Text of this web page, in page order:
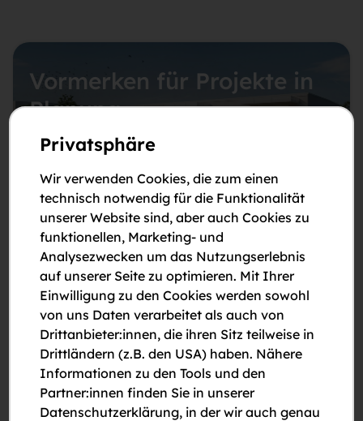
Vormerken für Projekte in
Planung
Merken Sie sich für unsere Projekte in Planung
rechtzeitig vor und erhalten Sie aktuelle
Informationen zur Fertigstellung.
Projekte ansehen
Nicht die passende
Immobilie gefunden?
Finden Sie mit dem Suchagent Wohnungen &
Häuser, Gewerbe oder Garagen & Stellplätze in
Niederösterreich und Wien.
Suchagent anlegen
Privatsphäre
Wir verwenden Cookies, die zum einen
technisch notwendig für die Funktionalität
unserer Website sind, aber auch Cookies zu
funktionellen, Marketing- und
Analysezwecken um das Nutzungserlebnis
auf unserer Seite zu optimieren. Mit Ihrer
Einwilligung zu den Cookies werden sowohl
von uns Daten verarbeitet als auch von
Drittanbieter:innen, die ihren Sitz teilweise in
Drittländern (z.B. den USA) haben. Nähere
Informationen zu den Tools und den
Partner:innen finden Sie in unserer
Datenschutzerklärung, in der wir auch genau